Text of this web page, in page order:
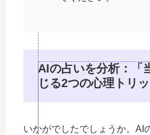
AIの占いを分析：「
じる2つの心理トリ
いかがでしたでしょうか。AI